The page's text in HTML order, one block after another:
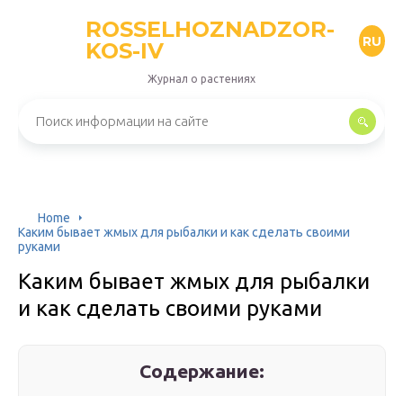
ROSSELHOZNADZOR-
KOS-IV
RU
Журнал о растениях
Home
Каким бывает жмых для рыбалки и как сделать своими
руками
Каким бывает жмых для рыбалки
и как сделать своими руками
Содержание: